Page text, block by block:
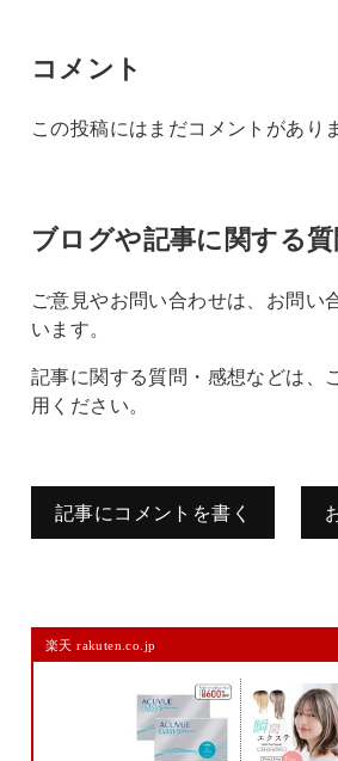
コメント
この投稿にはまだコメントがあり
ブログや記事に関する
ご意見やお問い合わせは、お問い
います。
記事に関する質問・感想などは、
用ください。
記事にコメントを書く
メールアドレスは公開されません。
また、コメント欄には、必ず日本語を含めて
楽天 rakuten.co.jp